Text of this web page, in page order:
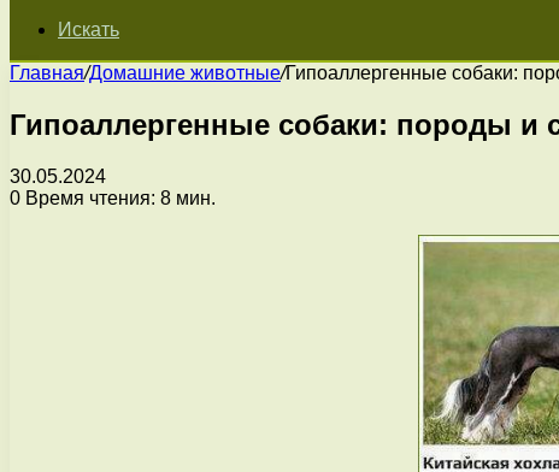
Искать
Главная/Домашние животные/Гипоаллергенные собаки:
Гипоаллергенные собаки: породы
30.05.2024
0 Время чтения: 8 мин.